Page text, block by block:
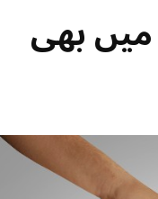
میں بھی